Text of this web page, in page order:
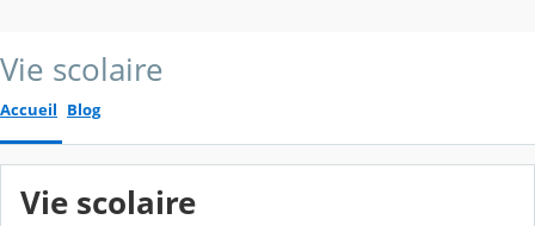
Vie scolaire
Accueil Blog
Vie scolaire